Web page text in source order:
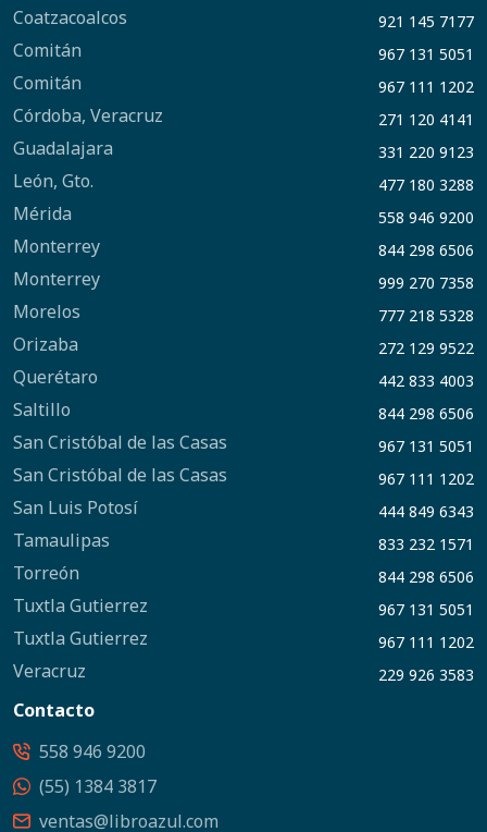
Coatzacoalcos 921 145 7177
Comitán 967 131 5051
Comitán 967 111 1202
Córdoba, Veracruz 271 120 4141
Guadalajara 331 220 9123
León, Gto. 477 180 3288
Mérida 558 946 9200
Monterrey 844 298 6506
Monterrey 999 270 7358
Morelos 777 218 5328
Orizaba 272 129 9522
Querétaro 442 833 4003
Saltillo 844 298 6506
San Cristóbal de las Casas 967 131 5051
San Cristóbal de las Casas 967 111 1202
San Luis Potosí 444 849 6343
Tamaulipas 833 232 1571
Torreón 844 298 6506
Tuxtla Gutierrez 967 131 5051
Tuxtla Gutierrez 967 111 1202
Veracruz 229 926 3583
Contacto
558 946 9200
(55) 1384 3817
ventas@libroazul.com